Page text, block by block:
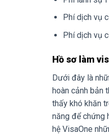
Phí dịch vụ
Phí dịch vụ
Hồ sơ làm
Dưới đây là
hoàn cảnh bản
thấy khó khăn
năng để chứng
hệ VisaOne